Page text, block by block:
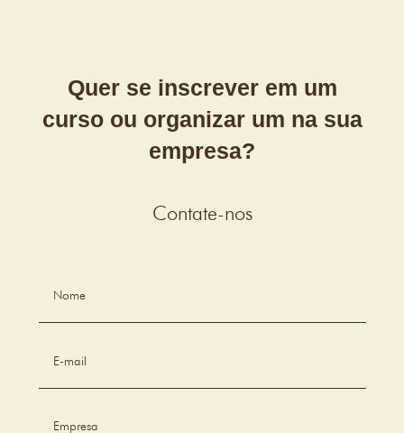
Quer se inscrever em um
curso ou organizar um na sua
empresa?
Contate-nos